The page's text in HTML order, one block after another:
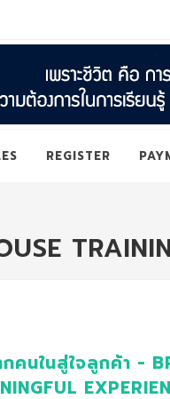
REGISTER
คนในสู่ใจลูกค้า -